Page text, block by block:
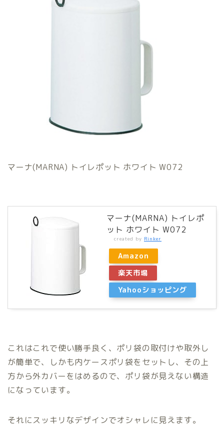
マーナ(MARNA) トイレポット ホワイト W072
マーナ(MARNA) トイレポ
ット ホワイト W072
created by Rinker
Amazon
楽天市場
Yahooショッピング
これはこれで使い勝手良く、ポリ袋の取付けや取外し
が簡単で、しかも内ケースポリ袋をセットし、その上
方から外カバーをはめるので、ポリ袋が見えない構造
になっています。
それにスッキリなデザインでオシャレに見えます。